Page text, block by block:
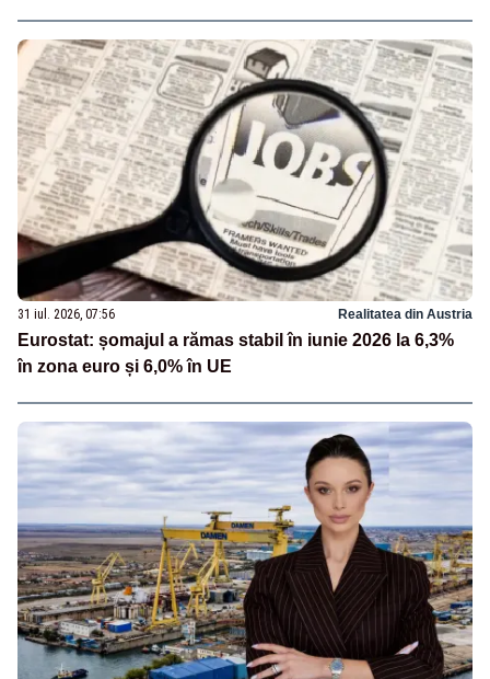
31 iul. 2026, 07:56 Realitatea din Austria
Eurostat: șomajul a rămas stabil în iunie 2026 la 6,3%
în zona euro și 6,0% în UE